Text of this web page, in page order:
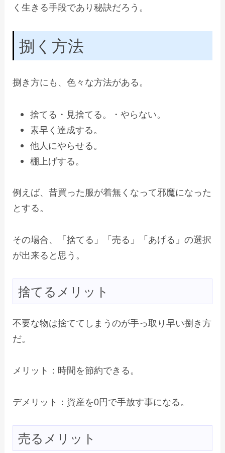
く生きる手段であり秘訣だろう。
捌く方法
捌き方にも、色々な方法がある。
捨てる・見捨てる。・やらない。
素早く達成する。
他人にやらせる。
棚上げする。
例えば、昔買った服が着無くなって邪魔になった
とする。
その場合、「捨てる」「売る」「あげる」の選択
が出来ると思う。
捨てるメリット
不要な物は捨ててしまうのが手っ取り早い捌き方
だ。
メリット：時間を節約できる。
デメリット：資産を0円で手放す事になる。
売るメリット